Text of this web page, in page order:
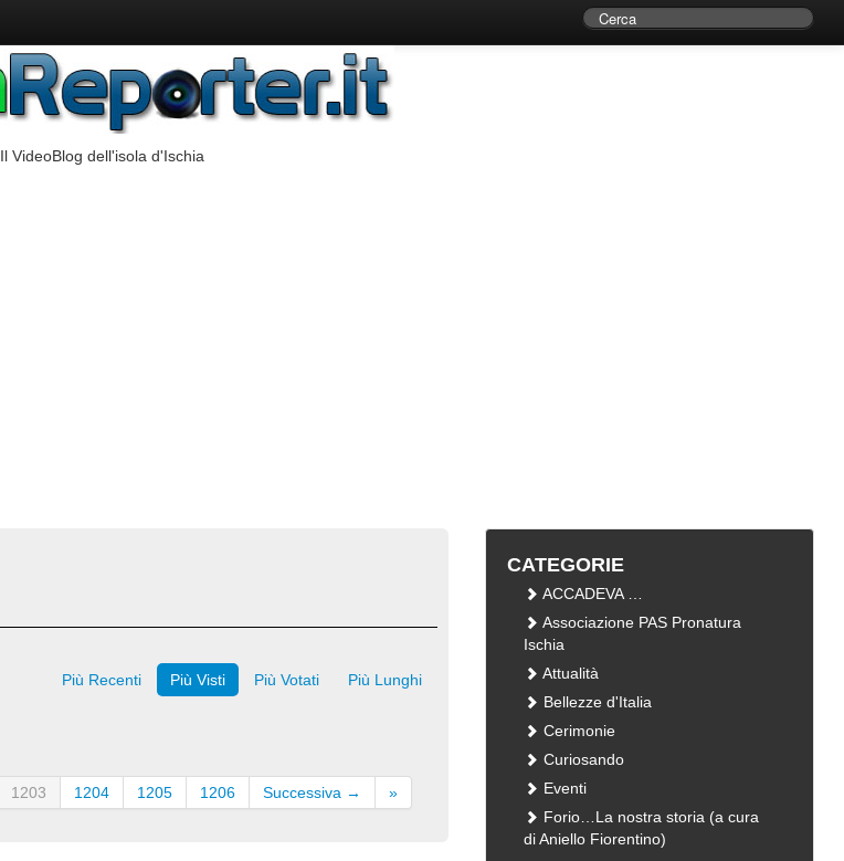
Il VideoBlog dell'isola d'Ischia
Più Recenti Più Visti Più Votati Più Lunghi
1203 1204 1205 1206 Successiva → »
CATEGORIE
ACCADEVA …
Associazione PAS Pronatura
Ischia
Attualità
Bellezze d'Italia
Cerimonie
Curiosando
Eventi
Forio…La nostra storia (a cura
di Aniello Fiorentino)